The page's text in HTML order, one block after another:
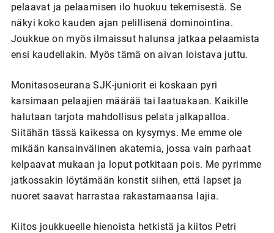
pelaavat ja pelaamisen ilo huokuu tekemisestä. Se
näkyi koko kauden ajan pelillisenä dominointina.
Joukkue on myös ilmaissut halunsa jatkaa pelaamista
ensi kaudellakin. Myös tämä on aivan loistava juttu.
Monitasoseurana SJK-juniorit ei koskaan pyri
karsimaan pelaajien määrää tai laatuakaan. Kaikille
halutaan tarjota mahdollisus pelata jalkapalloa.
Siitähän tässä kaikessa on kysymys. Me emme ole
mikään kansainvälinen akatemia, jossa vain parhaat
kelpaavat mukaan ja loput potkitaan pois. Me pyrimme
jatkossakin löytämään konstit siihen, että lapset ja
nuoret saavat harrastaa rakastamaansa lajia.
Kiitos joukkueelle hienoista hetkistä ja kiitos Petri